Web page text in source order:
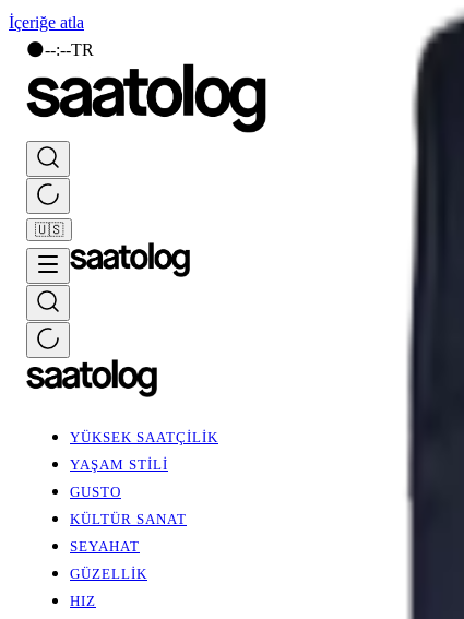
İçeriğe atla
🌑--:--TR
🇺🇸
YÜKSEK SAATÇİLİK
YAŞAM STİLİ
GUSTO
KÜLTÜR SANAT
SEYAHAT
GÜZELLİK
HIZ